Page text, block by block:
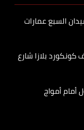
- ميدان السبع عمارات
خلف كونكورد بلازا شارع
أمواج